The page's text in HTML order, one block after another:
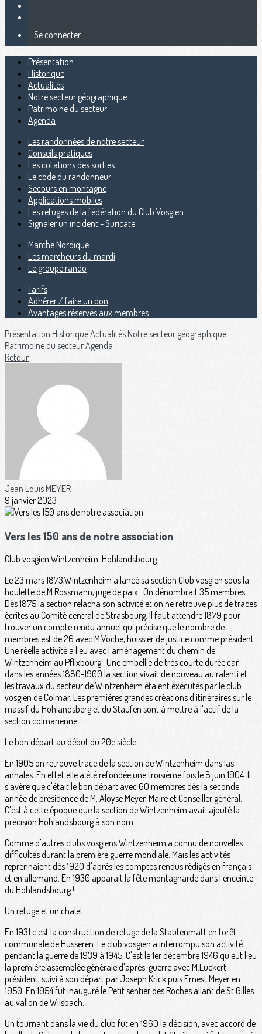
Se connecter
Présentation
Historique
Actualités
Notre secteur géographique
Patrimoine du secteur
Agenda
Les randonnées de notre secteur
Conseils pratiques
Les cotations des sorties
Le code du randonneur
Secours en montagne
Applications mobiles
Les refuges de la fédération du Club Vosgien
Signaler un incident - Suricate
Marche Nordique
Les marcheurs du mardi
Le groupe rando
Tarifs
Adhérer / faire un don
Avantages réservés aux membres
Présentation HistoriqueActualitésNotre secteur géographique
Patrimoine du secteurAgenda
Retour
Jean Louis MEYER
9 janvier 2023
Vers les 150 ans de notre association
Club vosgien Wintzenheim-Hohlandsbourg
Le 23 mars 1873,Wintzenheim a lancé sa section Club vosgien sous la
houlette de M.Rossmann, juge de paix . On dénombrait 35 membres.
Dès 1875 la section relacha son activité et on ne retrouve plus de traces
écrites au Comité central de Strasbourg. Il faut attendre 1879 pour
trouver un compte rendu annuel qui précise que le nombre de
membres est de 26 avec M.Voche, huissier de justice comme président.
Une réelle activité a lieu avec l'aménagement du chemin de
Wintzenheim au Pflixbourg . Une embellie de très courte durée car
dans les années 1880-1900 la section vivait de nouveau au ralenti et
les travaux du secteur de Wintzenheim étaient éxécutés par le club
vosgien de Colmar. Les premières grandes créations d'itinéraires sur le
massif du Hohlandsberg et du Staufen sont à mettre à l'actif de la
section colmarienne.
Le bon départ au début du 20e siècle
En 1905 on retrouve trace de la section de Wintzenheim dans las
annales. En effet elle a été refondée une troisième fois le 8 juin 1904. Il
s'avère que c'était le bon départ avec 60 membres dès la seconde
année de présidence de M. Aloyse Meyer, Maire et Conseiller général.
C'est à cette époque que la section de Wintzenheim avait ajouté la
précision Hohlandsbourg à son nom.
Comme d'autres clubs vosgiens Wintzenheim a connu de nouvelles
difficultés durant la première guerre mondiale. Mais les activités
reprennaient dès 1920 d'après les comptes rendus rédigés en français
et en allemand. En 1930 apparait la fête montagnarde dans l'enceinte
du Hohlandsbourg !
Un refuge et un chalet
En 1931 c'est la construction de refuge de la Staufenmatt en forêt
communale de Husseren. Le club vosgien a interrompu son activité
pendant la guerre de 1939 à 1945. C'est le 1er décembre 1946 qu'eut lieu
la première assemblée générale d'après-guerre avec M.Luckert
président, suivi à son départ par Joseph Krick puis Ernest Meyer en
1950. En 1954 fut inauguré le Petit sentier des Roches allant de St Gilles
au vallon de Wilsbach.
Un tournant dans la vie du club fut en 1960 la décision, avec accord de